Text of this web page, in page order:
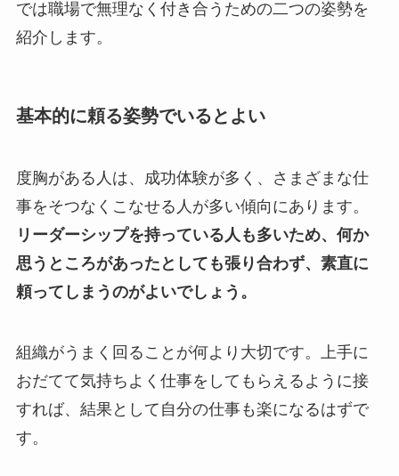
では職場で無理なく付き合うための二つの姿勢を
紹介します。
基本的に頼る姿勢でいるとよい
度胸がある人は、成功体験が多く、さまざまな仕
事をそつなくこなせる人が多い傾向にあります。
リーダーシップを持っている人も多いため、何か
思うところがあったとしても張り合わず、素直に
頼ってしまうのがよいでしょう。
組織がうまく回ることが何より大切です。上手に
おだてて気持ちよく仕事をしてもらえるように接
すれば、結果として自分の仕事も楽になるはずで
す。